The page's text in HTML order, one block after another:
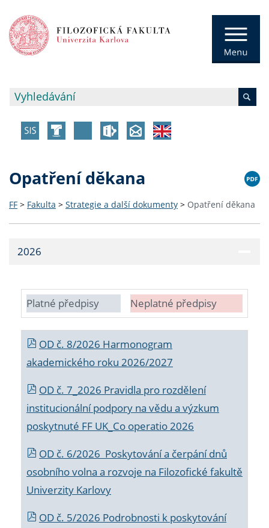
Opatření děkana
FF > Fakulta > Strategie a další dokumenty > Opatření děkana
2026
Platné předpisy Neplatné předpisy
OD č. 8/2026 Harmonogram
akademického roku 2026/2027
OD č. 7_2026 Pravidla pro rozdělení
institucionální podpory na vědu a výzkum
poskytnuté FF UK_Co operatio 2026
OD č. 6/2026 Poskytování a čerpání dnů
osobního volna a rozvoje na Filozofické fakultě
Univerzity Karlovy
OD č. 5/2026 Podrobnosti k poskytování